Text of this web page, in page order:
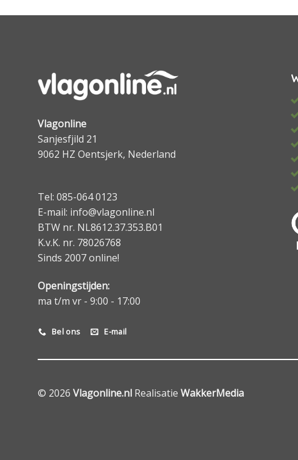
Vlagonline
Sanjesfjild 21
9062 HZ Oentsjerk, Nederland
Tel: 085-064 0123
E-mail: info@vlagonline.nl
BTW nr. NL8612.37.353.B01
K.v.K. nr. 78026768
Sinds 2007 online!
Openingstijden:
ma t/m vr - 9:00 - 17:00
Bel ons E-mail
© 2026 Vlagonline.nl Realisatie WakkerMedia